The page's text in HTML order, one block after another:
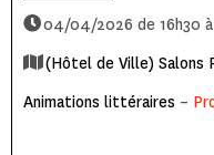
04/04/2026 de 16h30 à
(Hôtel de Ville) Salons
Animations littéraires –